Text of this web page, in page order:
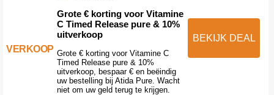
VERKOOP
Grote € korting voor Vitamine
C Timed Release pure & 10%
uitverkoop
Grote € korting voor Vitamine C
Timed Release pure & 10%
uitverkoop, bespaar € en beëindig
uw bestelling bij Atida Pure. Wacht
niet om uw geld terug te krijgen.
BEKIJK DEAL